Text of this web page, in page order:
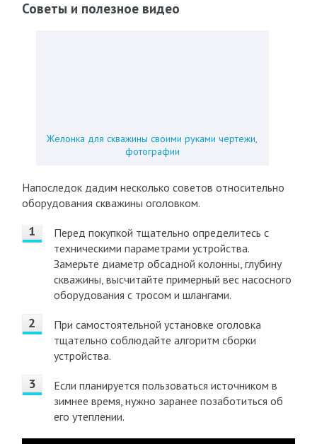
Советы и полезное видео
Желонка для скважины своими руками чертежи,
фотографии
Напоследок дадим несколько советов относительно
оборудования скважины оголовком.
Перед покупкой тщательно определитесь с
техническими параметрами устройства.
Замерьте диаметр обсадной колонны, глубину
скважины, высчитайте примерный вес насосного
оборудования с тросом и шлангами.
При самостоятельной установке оголовка
тщательно соблюдайте алгоритм сборки
устройства.
Если планируется пользоваться источником в
зимнее время, нужно заранее позаботиться об
его утеплении.